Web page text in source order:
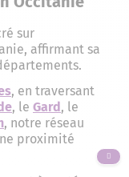
sur
affirmant sa
, en traversant
, le Gard , le
, notre réseau
proximité
ALLER